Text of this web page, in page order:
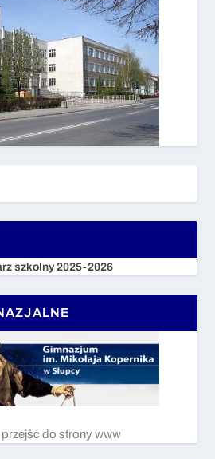
szkolny 2025-2026
przejść do strony www